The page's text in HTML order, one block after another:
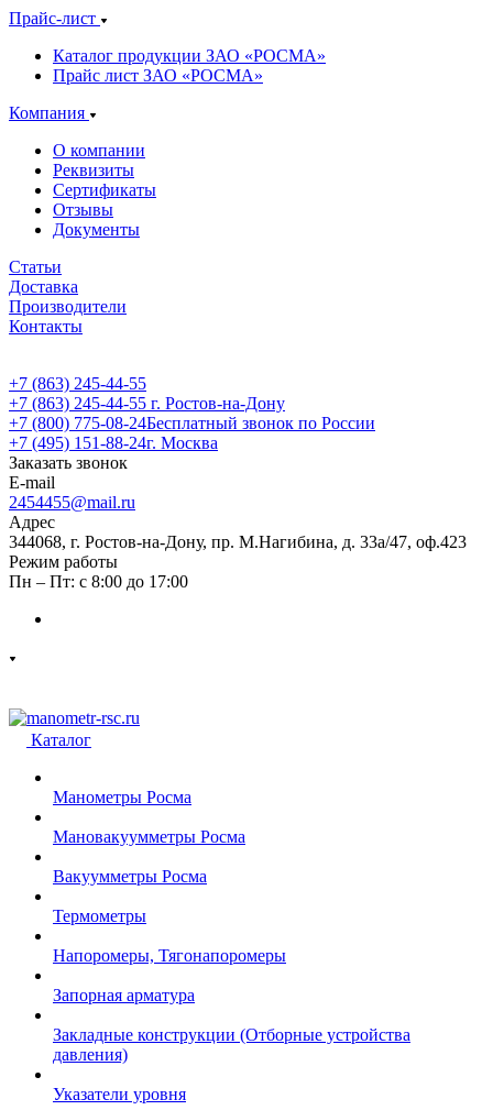
Прайс-лист
Каталог продукции ЗАО «РОСМА»
Прайс лист ЗАО «РОСМА»
Компания
О компании
Реквизиты
Сертификаты
Отзывы
Документы
Статьи
Доставка
Производители
Контакты
+7 (863) 245-44-55
+7 (863) 245-44-55 г. Ростов-на-Дону
+7 (800) 775-08-24Бесплатный звонок по России
+7 (495) 151-88-24г. Москва
Заказать звонок
E-mail
2454455@mail.ru
Адрес
344068, г. Ростов-на-Дону, пр. М.Нагибина, д. 33а/47, оф.423
Режим работы
Пн – Пт: с 8:00 до 17:00
Каталог
Манометры Росма
Мановакуумметры Росма
Вакуумметры Росма
Термометры
Напоромеры, Тягонапоромеры
Запорная арматура
Закладные конструкции (Отборные устройства
давления)
Указатели уровня